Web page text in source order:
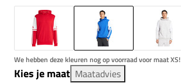
We hebben deze kleuren nog op voorraad voor maat XS!
Kies je maat Maatadvies